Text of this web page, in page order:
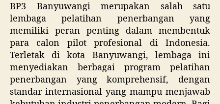
BP3 Banyuwangi merupakan salah satu
lembaga pelatihan penerbangan yang
memiliki peran penting dalam membentuk
para calon pilot profesional di Indonesia.
Terletak di kota Banyuwangi, lembaga ini
menyediakan berbagai program pelatihan
penerbangan yang komprehensif, dengan
standar internasional yang mampu menjawab